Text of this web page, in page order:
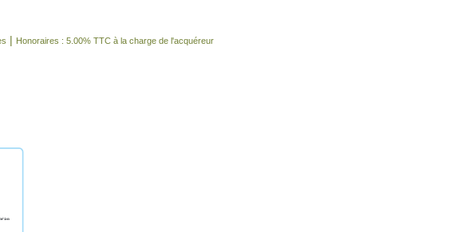
| Honoraires : 5.00% TTC à la charge de l'acquéreur